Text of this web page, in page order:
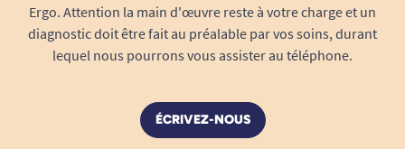
Ergo. Attention la main d'œuvre reste à votre charge et un
diagnostic doit être fait au préalable par vos soins, durant
lequel nous pourrons vous assister au téléphone.
ÉCRIVEZ-NOUS